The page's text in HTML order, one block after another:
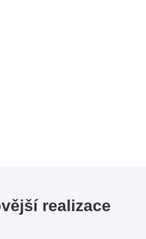
realizace